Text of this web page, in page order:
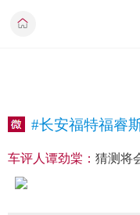
#长安福特福睿
车评人谭劲棠： 猜测将